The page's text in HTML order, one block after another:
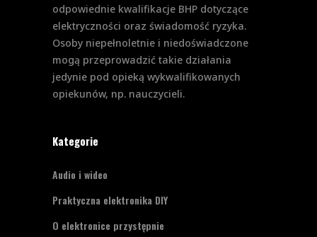
odpowiednie kwalifikacje BHP dotyczące
elektryczności oraz świadomość ryzyka.
Osoby niepełnoletnie i niedoświadczone
mogą przeprowadzić takie działania
jedynie pod opieką wykwalifikowanych
opiekunów, np. nauczycieli.
Kategorie
Audio i wideo
Praktyczna elektronika DIY
O elektronice przystępnie